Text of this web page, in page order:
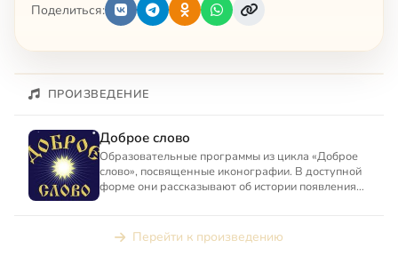
Поделиться:
ПРОИЗВЕДЕНИЕ
Доброе слово
Образовательные программы из цикла «Доброе
слово», посвященные иконографии. В доступной
форме они рассказывают об истории появления
Перейти к произведению